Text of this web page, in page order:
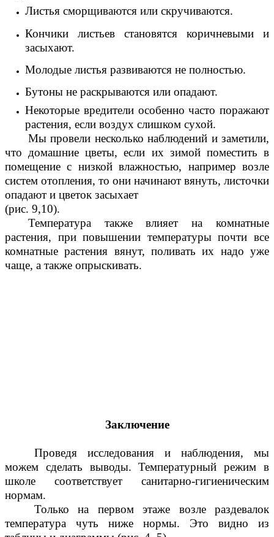
Листья сморщиваются или скручиваются.
Кончики листьев становятся коричневыми и
засыхают.
Молодые листья развиваются не полностью.
Бутоны не раскрываются или опадают.
Некоторые вредители особенно часто поражают
растения, если воздух слишком сухой.
Мы провели несколько наблюдений и заметили,
что домашние цветы, если их зимой поместить в
помещение с низкой влажностью, например возле
систем отопления, то они начинают вянуть, листочки
опадают и цветок засыхает
(рис. 9,10).
Температура также влияет на комнатные
растения, при повышении температуры почти все
комнатные растения вянут, поливать их надо уже
чаще, а также опрыскивать.
Заключение
Проведя исследования и наблюдения, мы
можем сделать выводы. Температурный режим в
школе соответствует санитарно-гигиеническим
нормам.
Только на первом этаже возле раздевалок
температура чуть ниже нормы. Это видно из